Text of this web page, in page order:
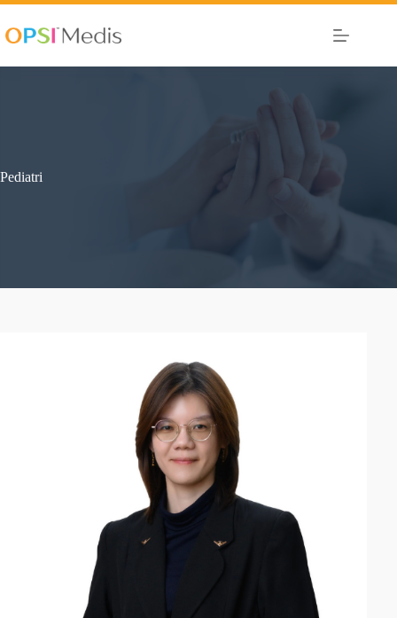
Pediatri